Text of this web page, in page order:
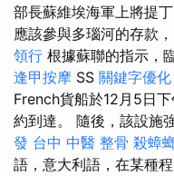
部長蘇維埃海軍上將提
應該參與多瑙河的存款
領行 根據蘇聯的指示，
逢甲按摩 SS 關鍵字優化
French貨船於12月5日
約到達。 隨後，該設施
發 台中 中醫 整骨 殺蟑
語，意大利語，在某種